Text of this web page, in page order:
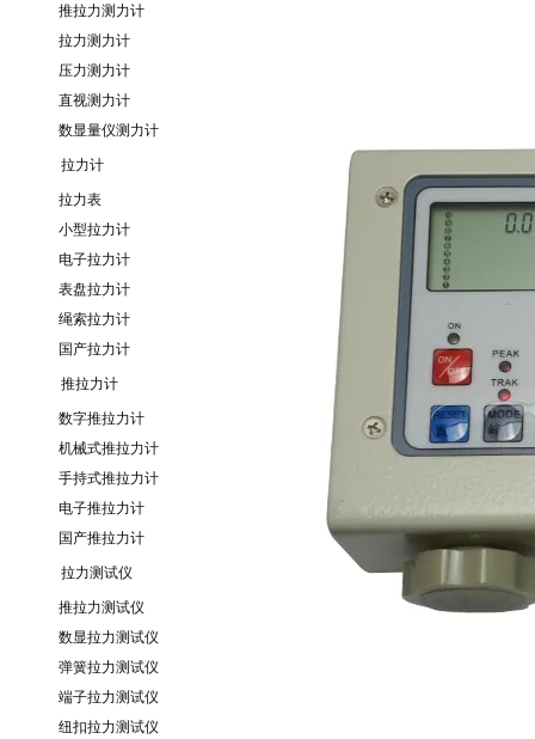
推拉力测力计
拉力测力计
压力测力计
直视测力计
数显量仪测力计
拉力计
拉力表
小型拉力计
电子拉力计
表盘拉力计
绳索拉力计
国产拉力计
推拉力计
数字推拉力计
机械式推拉力计
手持式推拉力计
电子推拉力计
国产推拉力计
拉力测试仪
推拉力测试仪
数显拉力测试仪
弹簧拉力测试仪
端子拉力测试仪
纽扣拉力测试仪